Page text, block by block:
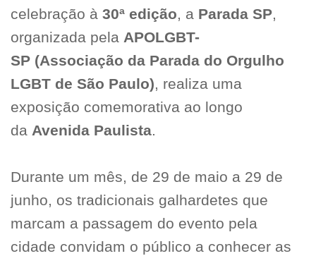
celebração à 30ª edição, a Parada SP,
organizada pela APOLGBT-
SP (Associação da Parada do Orgulho
LGBT de São Paulo), realiza uma
exposição comemorativa ao longo
da Avenida Paulista.
Durante um mês, de 29 de maio a 29 de
junho, os tradicionais galhardetes que
marcam a passagem do evento pela
cidade convidam o público a conhecer as